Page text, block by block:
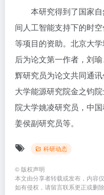
本研究得到了国家
间人工智能支持下的时空
等项目的资助。北京大
后为论文第一作者，刘
辉研究员为论文共同通
大学能源研究院金之钧
院大学姚凌研究员，中
姜侯副研究员等。
科研动态
© 版权声明
本文由分享者转载或发布，内容
如有侵权，请留言联系更正或删除